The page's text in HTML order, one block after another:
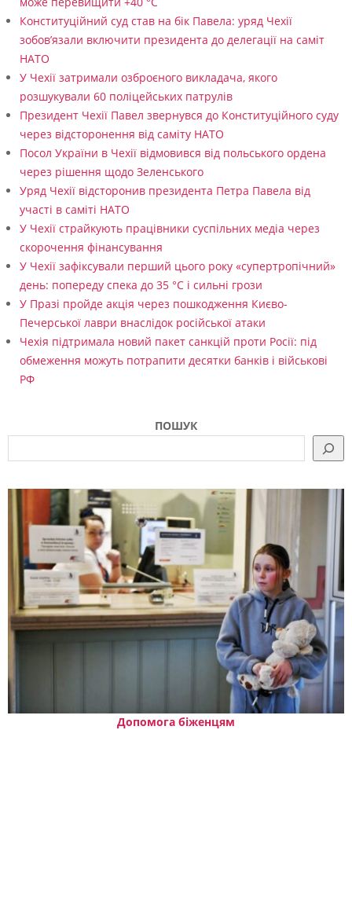
д
т
с
я
П
р
з
і
Конституційний суд став на бік Павела: уряд Чехії
зобов’язали включити президента до делегації на саміт
НАТО
У Чехії затримали озброєного викладача, якого
розшукували 60 поліцейських патрулів
Президент Чехії Павел звернувся до Конституційного суду
через відсторонення від саміту НАТО
Посол України в Чехії відмовився від польського ордена
через рішення щодо Зеленського
Уряд Чехії відсторонив президента Петра Павела від
участі в саміті НАТО
У Чехії страйкують працівники суспільних медіа через
скорочення фінансування
У Чехії зафіксували перший цього року «супертропічний»
день: попереду спека до 35 °C і сильні грози
У Празі пройде акція через пошкодження Києво-
Печерської лаври внаслідок російської атаки
Чехія підтримала новий пакет санкцій проти Росії: під
обмеження можуть потрапити десятки банків і військові
РФ
ПОШУК
Допомога біженцям